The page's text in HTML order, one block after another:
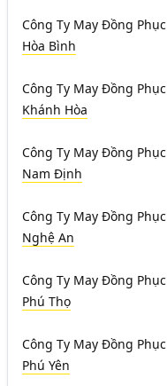
Công Ty May Đồng Phục
Hòa Bình
Công Ty May Đồng Phục
Khánh Hòa
Công Ty May Đồng Phục
Nam Định
Công Ty May Đồng Phục
Nghệ An
Công Ty May Đồng Phục
Phú Thọ
Công Ty May Đồng Phục
Phú Yên